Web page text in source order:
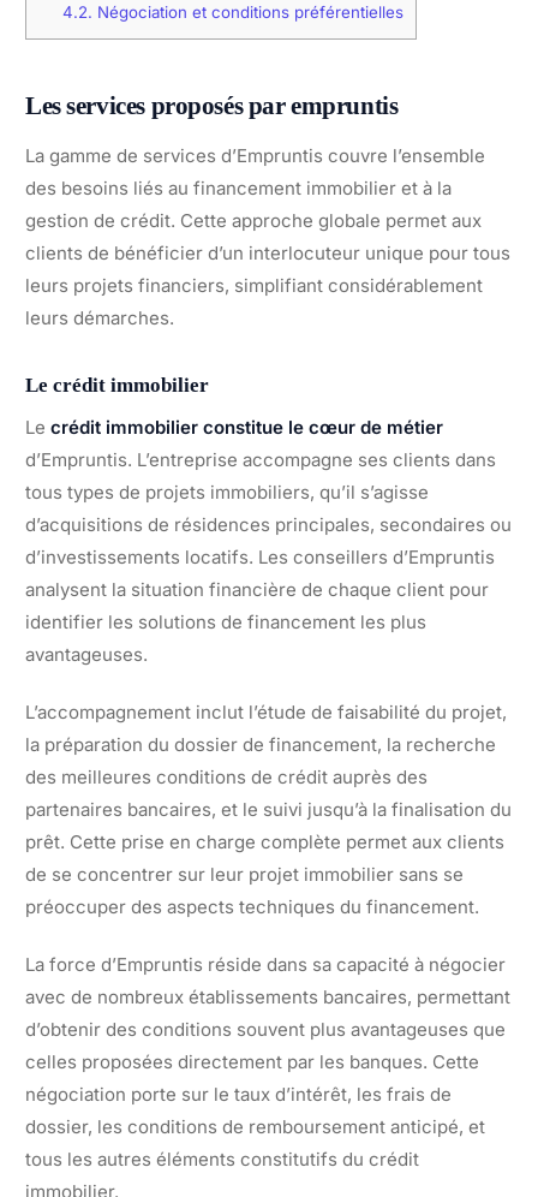
4.2. Négociation et conditions préférentielles
Les services proposés par empruntis
La gamme de services d’Empruntis couvre l’ensemble
des besoins liés au financement immobilier et à la
gestion de crédit. Cette approche globale permet aux
clients de bénéficier d’un interlocuteur unique pour tous
leurs projets financiers, simplifiant considérablement
leurs démarches.
Le crédit immobilier
Le crédit immobilier constitue le cœur de métier
d’Empruntis. L’entreprise accompagne ses clients dans
tous types de projets immobiliers, qu’il s’agisse
d’acquisitions de résidences principales, secondaires ou
d’investissements locatifs. Les conseillers d’Empruntis
analysent la situation financière de chaque client pour
identifier les solutions de financement les plus
avantageuses.
L’accompagnement inclut l’étude de faisabilité du projet,
la préparation du dossier de financement, la recherche
des meilleures conditions de crédit auprès des
partenaires bancaires, et le suivi jusqu’à la finalisation du
prêt. Cette prise en charge complète permet aux clients
de se concentrer sur leur projet immobilier sans se
préoccuper des aspects techniques du financement.
La force d’Empruntis réside dans sa capacité à négocier
avec de nombreux établissements bancaires, permettant
d’obtenir des conditions souvent plus avantageuses que
celles proposées directement par les banques. Cette
négociation porte sur le taux d’intérêt, les frais de
dossier, les conditions de remboursement anticipé, et
tous les autres éléments constitutifs du crédit
immobilier.